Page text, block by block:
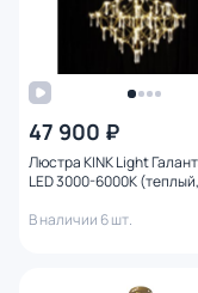
47 900 ₽
Люстра KINK Light
LED 3000-6000К
В наличии 6 шт.